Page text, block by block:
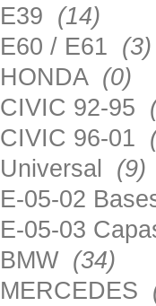
E39 (14)
E60 / E61 (3)
HONDA (0)
CIVIC 92-95
CIVIC 96-01
Universal (9)
E-05-02
E-05-03
BMW (34)
MERCEDES